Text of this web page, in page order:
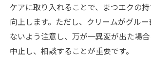
ケアに取り入れることで、まつエクの
向上します。ただし、クリームがグル
ないよう注意し、万が一異変が出た場
中止し、相談することが重要です。